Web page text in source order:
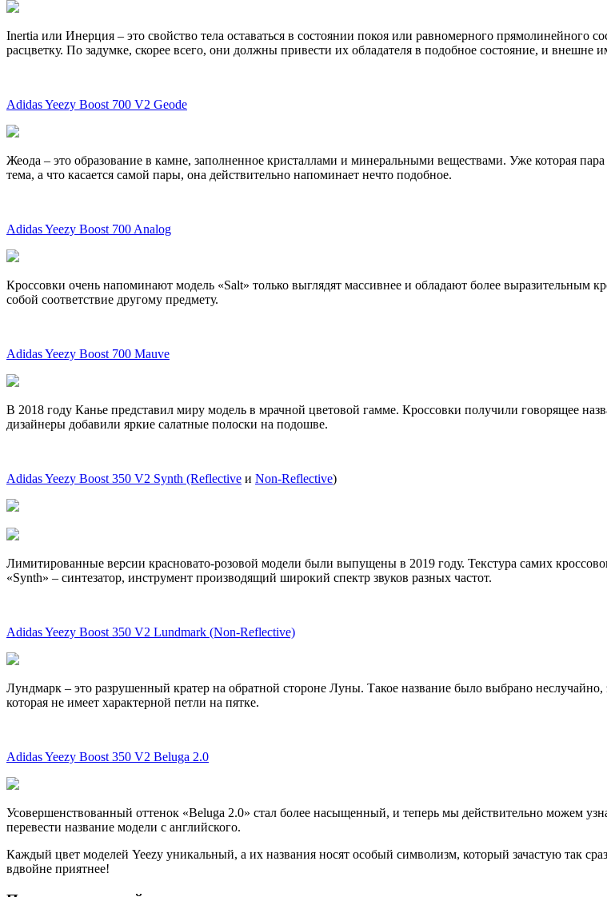
Inertia или Инерция – это свойство тела оставаться в состоянии покоя или равномерного
расцветку. По задумке, скорее всего, они должны привести их обладателя в подобное состояние, и внешне
Adidas Yeezy Boost 700 V2 Geode
Жеода – это образование в камне, заполненное кристаллами и минеральными веществами. Уже которая
тема, а что касается самой пары, она действительно напоминает нечто подобное.
Adidas Yeezy Boost 700 Analog
Кроссовки очень напоминают модель «Salt» только выглядят массивнее и обладают более
собой соответствие другому предмету.
Adidas Yeezy Boost 700 Mauve
В 2018 году Канье представил миру модель в мрачной цветовой гамме. Кроссовки получили говорящее
дизайнеры добавили яркие салатные полоски на подошве.
Adidas Yeezy Boost 350 V2 Synth (Reflective и Non-Reflective)
Лимитированные версии красновато-розовой модели были выпущены в 2019 году. Текстура самих
«Synth» – синтезатор, инструмент производящий широкий спектр звуков разных частот.
Adidas Yeezy Boost 350 V2 Lundmark (Non-Reflective)
Лундмарк – это разрушенный кратер на обратной стороне Луны. Такое название было выбрано
которая не имеет характерной петли на пятке.
Adidas Yeezy Boost 350 V2 Beluga 2.0
Усовершенствованный оттенок «Beluga 2.0» стал более насыщенный, и теперь мы действительно можем
перевести название модели с английского.
Каждый цвет моделей Yeezy уникальный, а их названия носят особый символизм, который зачастую так
вдвойне приятнее!